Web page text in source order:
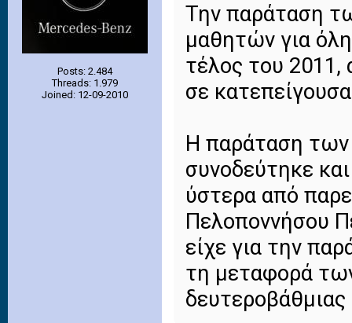
Posts: 2.484
Threads: 1.979
Joined: 12-09-2010
Την παράταση
μαθητών για
τέλος του 2011,
σε
Η παράταση
συνοδεύτηκε
ύστερα από
Πελοποννήσου
είχε για την
τη μεταφορά